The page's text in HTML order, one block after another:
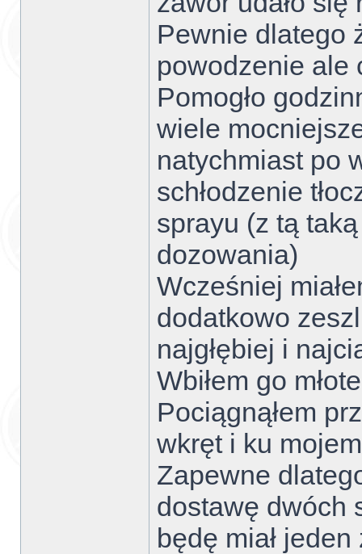
Pewnie dlatego
powodzenie ale
Pomogło
wiele
natychmiast po
schłodzenie
sprayu (z tą
dozowania)
Wcześniej
dodatkowo
najgłębiej i
Wbiłem go
Pociągnąłem
wkręt i ku
Zapewne
dostawę dwóch
będę miał